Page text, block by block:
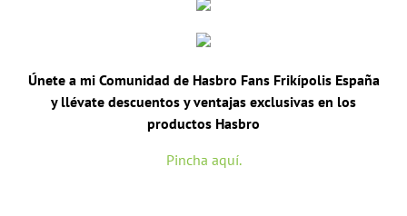
Únete a mi Comunidad de Hasbro Fans Frikípolis España
y llévate descuentos y ventajas exclusivas en los
productos Hasbro
Pincha aquí.